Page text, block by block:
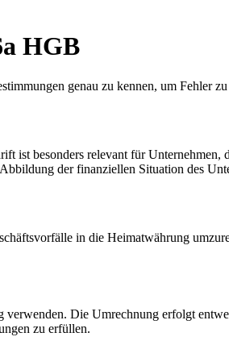
HGB
genau zu kennen, um Fehler
besonders relevant für
der finanziellen Situation des
in die Heimatwährung
Die Umrechnung erfolgt
zu erfüllen.